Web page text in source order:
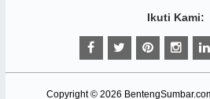
Ikuti Kami:
Copyright ©2026